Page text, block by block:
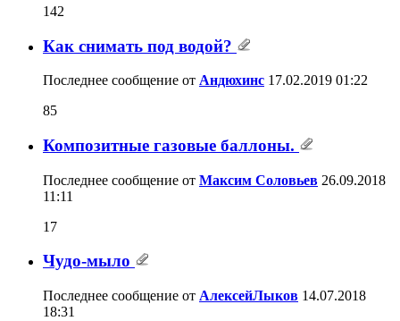
142
Как снимать под водой?
Последнее сообщение от Андюхинс 17.02.2019 01:22
85
Композитные газовые баллоны.
Последнее сообщение от Максим Соловьев 26.09.2018
11:11
17
Чудо-мыло
Последнее сообщение от АлексейЛыков 14.07.2018
18:31